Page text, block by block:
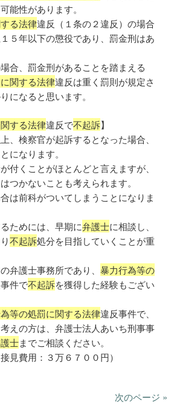
能性があります。
る法律違反（１条の２違反）の場合
５年以下の懲役であり、罰金刑はあ
合、罰金刑があることを踏まえる
関する法律違反は重く罰則が規定さ
になると思います。
する法律違反で不起訴】
、検察官が起訴するとなった場合、
になります。
付くことがほとんどと言えますが、
つかないことも考えられます。
は前科がついてしまうことになりま
ためには、早期に弁護士に相談し、
不起訴処分を目指していくことが重
弁護士事務所であり、暴力行為等の
件で不起訴を獲得した経験もござい
等の処罰に関する法律違反事件で、
えの方は、弁護士法人あいち刑事事
士までご相談ください。
見費用：３万６７００円）
次のページ »